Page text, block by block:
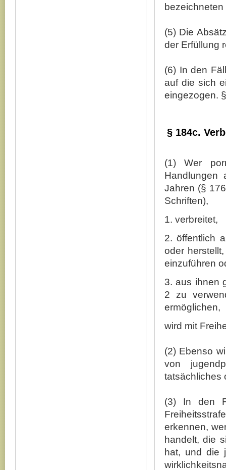
(5) Die
der Erfüllung
(6) In den
auf die sich
eingezogen.
§ 184c.
(1) Wer
Handlungen
Jahren (§
Schriften),
1. verbreitet,
2. öffentlich
oder
einzuführen
3. aus ihnen
2 zu
ermöglichen,
wird mit
(2) Ebenso
von
tatsächliches
(3) In den
erkennen,
handelt, die
hat, und die